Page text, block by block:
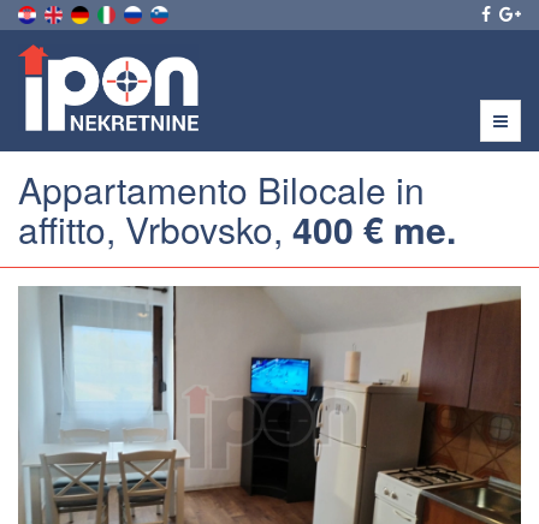
Menu
Appartamento Bilocale in
affitto, Vrbovsko, 400 € me.